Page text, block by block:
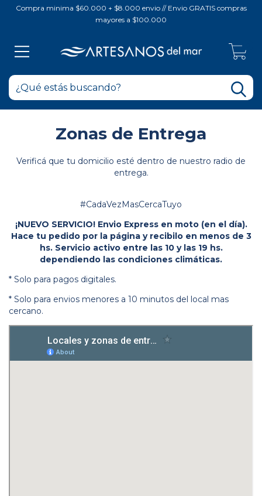
Compra minima $60.000 + $8.000 envio // Envio GRATIS compras
mayores a $100.000
Zonas de Entrega
Verificá que tu domicilio esté dentro de nuestro radio de
entrega.
#CadaVezMasCercaTuyo
¡NUEVO SERVICIO! Envio Express en moto (en el día).
Hace tu pedido por la página y recibilo en menos de 3
hs. Servicio activo entre las 10 y las 19 hs.
dependiendo las condiciones climáticas.
* Solo para pagos digitales.
* Solo para envios menores a 10 minutos del local mas
cercano.